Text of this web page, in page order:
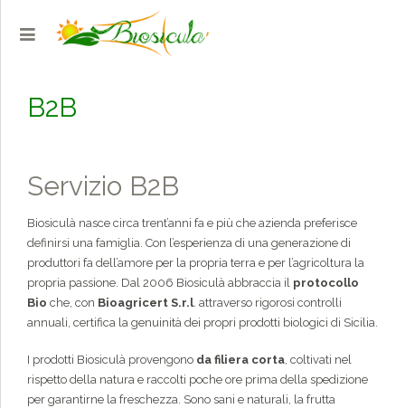
B2B
Servizio B2B
Biosiculà nasce circa trent’anni fa e più che azienda preferisce
definirsi una famiglia. Con l’esperienza di una generazione di
produttori fa dell’amore per la propria terra e per l’agricoltura la
propria passione. Dal 2006 Biosiculà abbraccia il protocollo
Bio che, con Bioagricert S.r.l. attraverso rigorosi controlli
annuali, certifica la genuinità dei propri prodotti biologici di Sicilia.
I prodotti Biosiculà provengono da filiera corta, coltivati nel
rispetto della natura e raccolti poche ore prima della spedizione
per garantirne la freschezza. Sono sani e naturali, la frutta